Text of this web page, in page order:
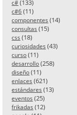
c# (133)
c#6 (11)
componentes (14)
consultas (15)
css (18)
curiosidades (43)
curso (11)
desarrollo (258)
diseño (11)
enlaces (621)
estándares (13)
eventos (25)
frikadas (12)